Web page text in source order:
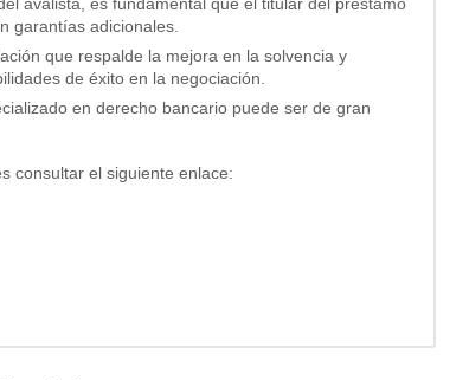
avalista, es fundamental que el titular del préstamo
garantías adicionales.
que respalde la mejora en la solvencia y
de éxito en la negociación.
en derecho bancario puede ser de gran
consultar el siguiente enlace: